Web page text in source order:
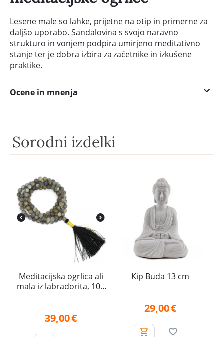
Lesene male so lahke, prijetne na otip in primerne za
daljšo uporabo. Sandalovina s svojo naravno
strukturo in vonjem podpira umirjeno meditativno
stanje ter je dobra izbira za začetnike in izkušene
praktike.
Ocene in mnenja
Sorodni izdelki
Meditacijska ogrlica ali
mala iz labradorita, 108
39,00€
Kip Buda 13 cm
29,00€